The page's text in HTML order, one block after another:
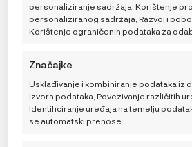
personaliziranje sadržaja, Korištenje
personaliziranog sadržaja, Razvoj i
Korištenje ograničenih podataka za
Značajke
Usklađivanje i kombiniranje podataka iz
izvora podataka, Povezivanje različitih
Identificiranje uređaja na temelju
se automatski prenose.